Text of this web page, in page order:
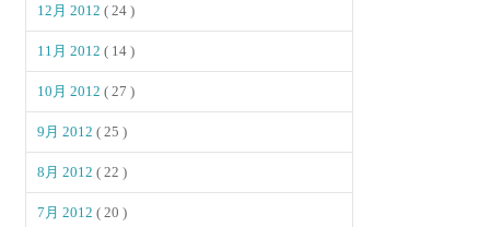
12月 2012( 24 )
11月 2012( 14 )
10月 2012( 27 )
9月 2012( 25 )
8月 2012( 22 )
7月 2012( 20 )